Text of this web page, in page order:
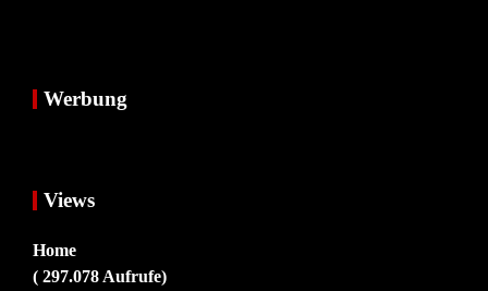
Werbung
Views
Home
( 297.078 Aufrufe)